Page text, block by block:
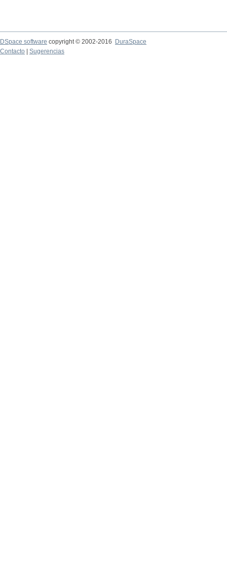
DSpace software copyright © 2002-2016
DuraSpace
Contacto
Sugerencias